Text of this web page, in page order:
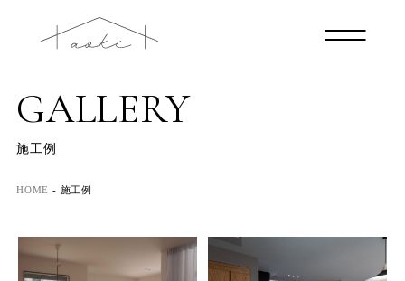
GALLERY
施工例
HOME - 施工例